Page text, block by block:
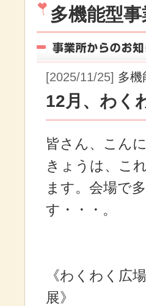
多機能型
[2025/11/25] 多機
12月、わく
皆さん、こん
きょうは、こ
ます。会場で
す・・・。
《わくわく広
展》